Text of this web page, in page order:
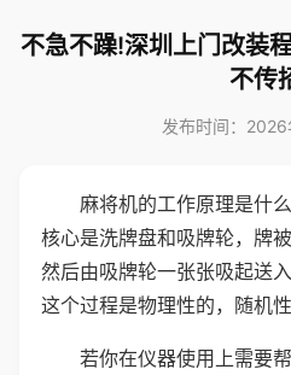
不急不躁!深圳上门改装
不传
发布时间：
麻将机的工作原理是什
核心是洗牌盘和吸牌轮，牌
然后由吸牌轮一张张吸起送
这个过程是物理性的，随机性
若你在仪器使用上需要